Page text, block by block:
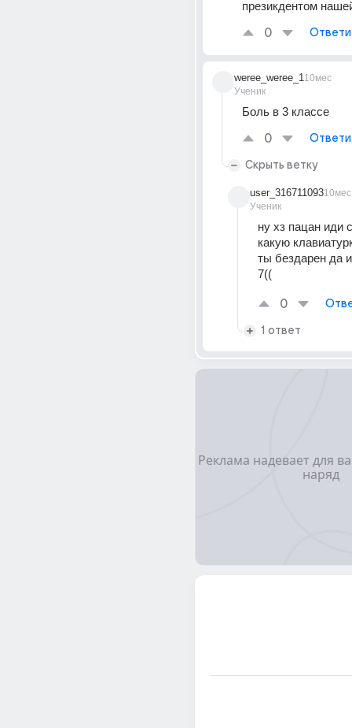
презикдентом
0
weree_weree_1
Ученик
10мес
Боль в 3 классе
0
Скрыть ветку
user_316711093
Ученик
10мес
ну хз пацан иди
какую
ты бездарен да
7((
0
1 ответ